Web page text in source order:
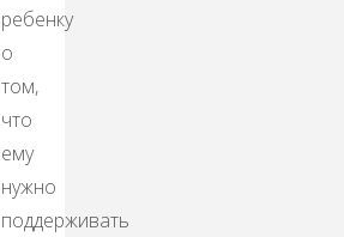
ребенку
о
том,
что
ему
нужно
поддерживать